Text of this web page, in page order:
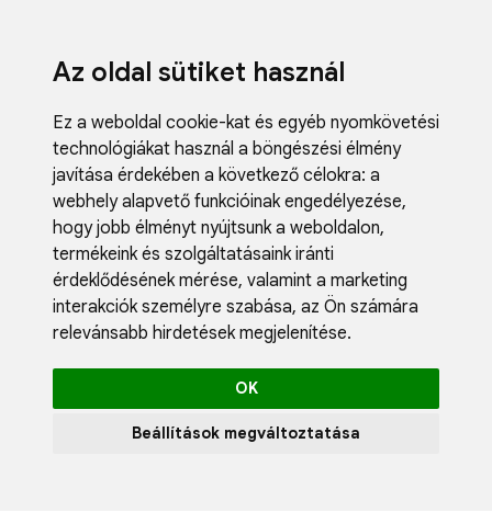
Az oldal sütiket használ
Ez a weboldal cookie-kat és egyéb nyomkövetési
technológiákat használ a böngészési élmény
javítása érdekében a következő célokra: a
webhely alapvető funkcióinak engedélyezése,
hogy jobb élményt nyújtsunk a weboldalon,
termékeink és szolgáltatásaink iránti
érdeklődésének mérése, valamint a marketing
interakciók személyre szabása, az Ön számára
relevánsabb hirdetések megjelenítése.
OK
Beállítások megváltoztatása
Blog